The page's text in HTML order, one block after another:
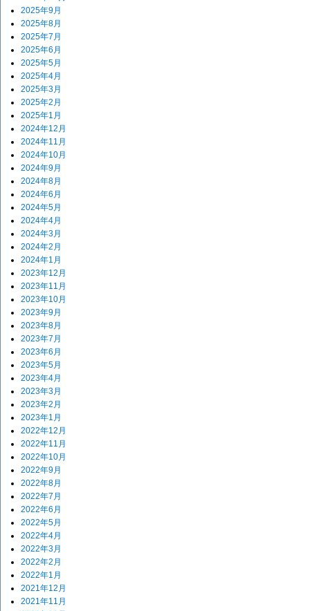
2025年9月
2025年8月
2025年7月
2025年6月
2025年5月
2025年4月
2025年3月
2025年2月
2025年1月
2024年12月
2024年11月
2024年10月
2024年9月
2024年8月
2024年6月
2024年5月
2024年4月
2024年3月
2024年2月
2024年1月
2023年12月
2023年11月
2023年10月
2023年9月
2023年8月
2023年7月
2023年6月
2023年5月
2023年4月
2023年3月
2023年2月
2023年1月
2022年12月
2022年11月
2022年10月
2022年9月
2022年8月
2022年7月
2022年6月
2022年5月
2022年4月
2022年3月
2022年2月
2022年1月
2021年12月
2021年11月